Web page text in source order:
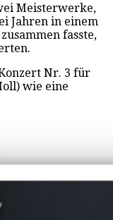
Meisterwerke,
Jahren in einem
fasste,
Nr. 3 für
wie eine